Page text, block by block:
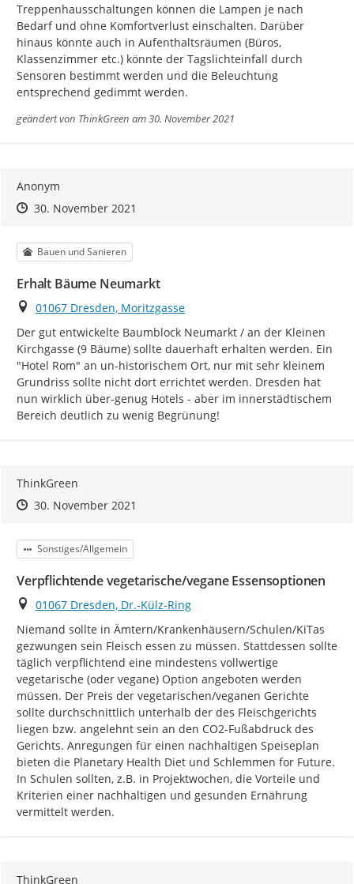
Treppenhausschaltungen können die Lampen je nach
Bedarf und ohne Komfortverlust einschalten. Darüber
hinaus könnte auch in Aufenthaltsräumen (Büros,
Klassenzimmer etc.) könnte der Tagslichteinfall durch
Sensoren bestimmt werden und die Beleuchtung
entsprechend gedimmt werden.
geändert von ThinkGreen am 30. November 2021
Anonym
Zeitpunkt des Erstellens
Zeitpunkt des Erstellens
30. November 2021
Kategorie
Bauen und Sanieren
Erhalt Bäume Neumarkt
Ort
01067 Dresden, Moritzgasse
Der gut entwickelte Baumblock Neumarkt / an der Kleinen
Kirchgasse (9 Bäume) sollte dauerhaft erhalten werden. Ein
"Hotel Rom" an un-historischem Ort, nur mit sehr kleinem
Grundriss sollte nicht dort errichtet werden. Dresden hat
nun wirklich über-genug Hotels - aber im innerstädtischem
Bereich deutlich zu wenig Begrünung!
ThinkGreen
Zeitpunkt des Erstellens
Zeitpunkt des Erstellens
30. November 2021
Kategorie
Sonstiges/Allgemein
Verpflichtende vegetarische/vegane Essensoptionen
Ort
01067 Dresden, Dr.-Külz-Ring
Niemand sollte in Ämtern/Krankenhäusern/Schulen/KiTas
gezwungen sein Fleisch essen zu müssen. Stattdessen sollte
täglich verpflichtend eine mindestens vollwertige
vegetarische (oder vegane) Option angeboten werden
müssen. Der Preis der vegetarischen/veganen Gerichte
sollte durchschnittlich unterhalb der des Fleischgerichts
liegen bzw. angelehnt sein an den CO2-Fußabdruck des
Gerichts. Anregungen für einen nachhaltigen Speiseplan
bieten die Planetary Health Diet und Schlemmen for Future.
In Schulen sollten, z.B. in Projektwochen, die Vorteile und
Kriterien einer nachhaltigen und gesunden Ernährung
vermittelt werden.
ThinkGreen